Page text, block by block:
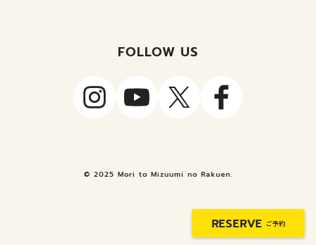
FOLLOW US
© 2025 Mori to Mizuumi no Rakuen.
RESERVE ご予約